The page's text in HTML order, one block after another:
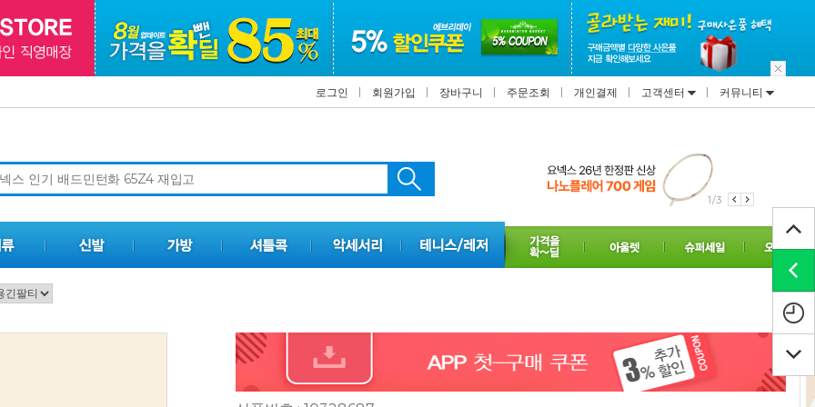
로그인 회원가입 장바구니 주문조회 개인결제 고객센터 커뮤니티
1/3